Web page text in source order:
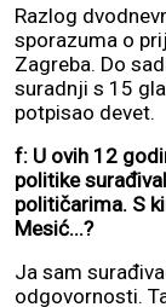
Razlog
sporazuma o
Zagreba. Do
suradnji s 15
potpisao devet.
f: U ovih 12
politike
političarima. S
Mesić...?
Ja sam
odgovornosti.